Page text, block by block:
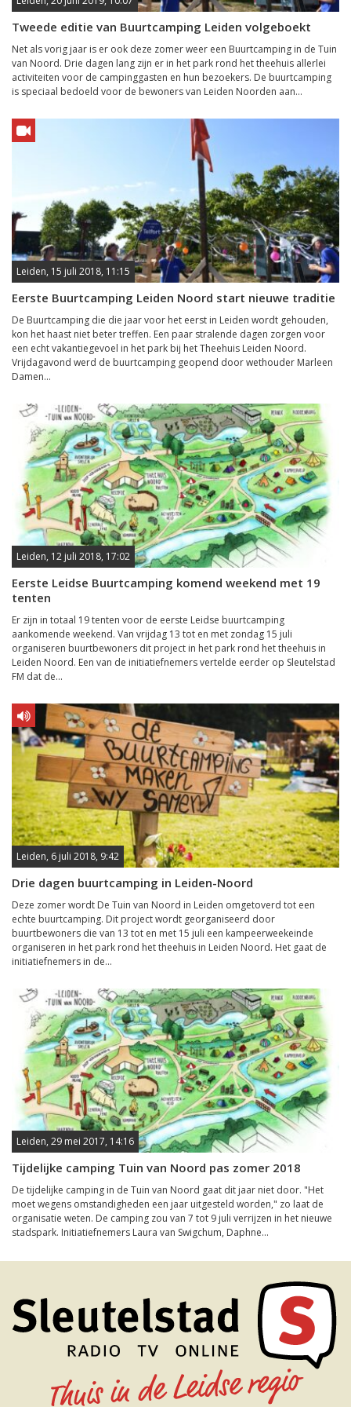
Tweede editie van Buurtcamping Leiden volgeboekt
Net als vorig jaar is er ook deze zomer weer een Buurtcamping in de Tuin
van Noord. Drie dagen lang zijn er in het park rond het theehuis allerlei
activiteiten voor de campinggasten en hun bezoekers. De buurtcamping
is speciaal bedoeld voor de bewoners van Leiden Noorden aan...
Leiden, 15 juli 2018, 11:15
Eerste Buurtcamping Leiden Noord start nieuwe traditie
De Buurtcamping die die jaar voor het eerst in Leiden wordt gehouden,
kon het haast niet beter treffen. Een paar stralende dagen zorgen voor
een echt vakantiegevoel in het park bij het Theehuis Leiden Noord.
Vrijdagavond werd de buurtcamping geopend door wethouder Marleen
Damen...
Leiden, 12 juli 2018, 17:02
Eerste Leidse Buurtcamping komend weekend met 19
tenten
Er zijn in totaal 19 tenten voor de eerste Leidse buurtcamping
aankomende weekend. Van vrijdag 13 tot en met zondag 15 juli
organiseren buurtbewoners dit project in het park rond het theehuis in
Leiden Noord. Een van de initiatiefnemers vertelde eerder op Sleutelstad
FM dat de...
Leiden, 6 juli 2018, 9:42
Drie dagen buurtcamping in Leiden-Noord
Deze zomer wordt De Tuin van Noord in Leiden omgetoverd tot een
echte buurtcamping. Dit project wordt georganiseerd door
buurtbewoners die van 13 tot en met 15 juli een kampeerweekeinde
organiseren in het park rond het theehuis in Leiden Noord. Het gaat de
initiatiefnemers in de...
Leiden, 29 mei 2017, 14:16
Tijdelijke camping Tuin van Noord pas zomer 2018
De tijdelijke camping in de Tuin van Noord gaat dit jaar niet door. "Het
moet wegens omstandigheden een jaar uitgesteld worden," zo laat de
organisatie weten. De camping zou van 7 tot 9 juli verrijzen in het nieuwe
stadspark. Initiatiefnemers Laura van Swigchum, Daphne...